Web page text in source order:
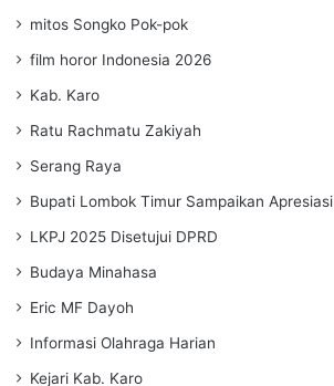
mitos Songko Pok-pok
film horor Indonesia 2026
Kab. Karo
Ratu Rachmatu Zakiyah
Serang Raya
Bupati Lombok Timur Sampaikan Apresiasi
LKPJ 2025 Disetujui DPRD
Budaya Minahasa
Eric MF Dayoh
Informasi Olahraga Harian
Kejari Kab. Karo